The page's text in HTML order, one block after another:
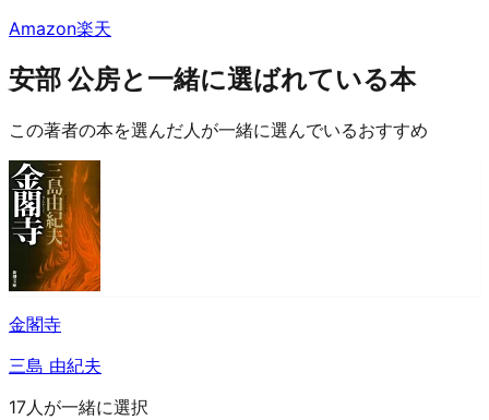
Amazon楽天
安部 公房と一緒に選ばれている本
この著者の本を選んだ人が一緒に選んでいるおすすめ
金閣寺
三島 由紀夫
17人が一緒に選択